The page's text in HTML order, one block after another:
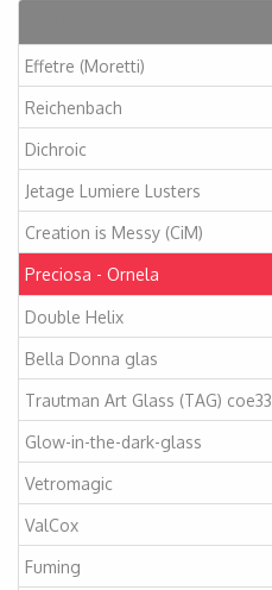
Effetre (Moretti)
Reichenbach
Dichroic
Jetage Lumiere Lusters
Creation is Messy (CiM)
Preciosa - Ornela
Double Helix
Bella Donna glas
Trautman Art Glass (TAG) coe33
Glow-in-the-dark-glass
Vetromagic
ValCox
Fuming